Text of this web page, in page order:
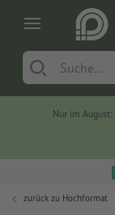
Nur im August:
zurück zu Hochformat